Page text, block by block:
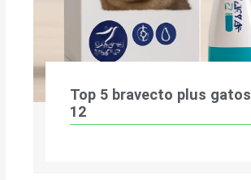
Top 5 bravecto plus
12